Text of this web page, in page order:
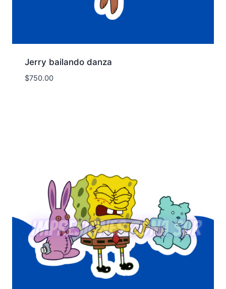
Jerry bailando danza
$750.00